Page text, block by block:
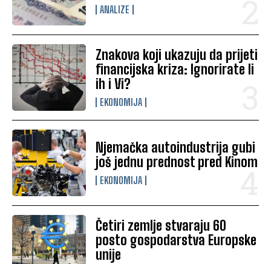
ANALIZE
Znakova koji ukazuju da prijeti
financijska kriza: Ignorirate li
ih i Vi?
EKONOMIJA
Njemačka autoindustrija gubi
još jednu prednost pred Kinom
EKONOMIJA
Četiri zemlje stvaraju 60
posto gospodarstva Europske
unije